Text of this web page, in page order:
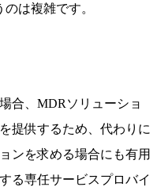
は複雑です。
合、MDRソリューショ
提供するため、代わりに
ンを求める場合にも有用
る専任サービスプロバイ